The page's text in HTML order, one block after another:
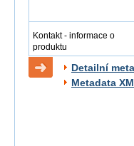
Kontakt - informace o
produktu
Detailní
Metadata